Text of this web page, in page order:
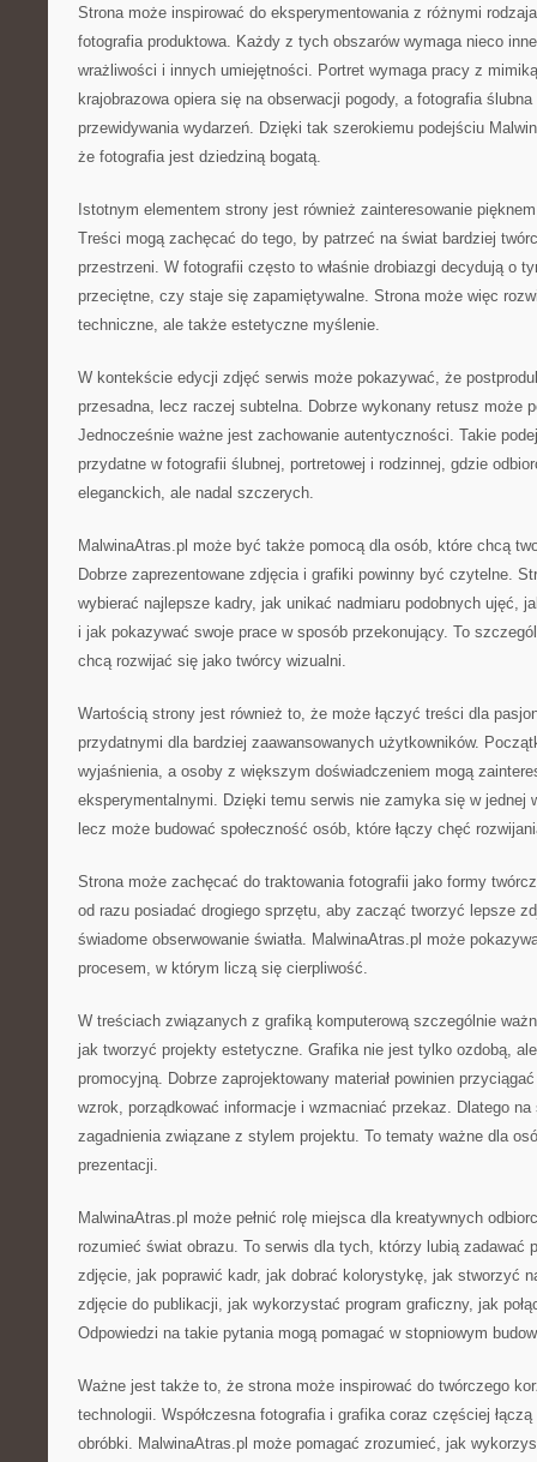
Strona może inspirować do eksperymentowania z różnymi
fotografia produktowa. Każdy z tych obszarów wymaga nieco
wrażliwości i innych umiejętności. Portret wymaga pracy z
krajobrazowa opiera się na obserwacji pogody, a fotografia
przewidywania wydarzeń. Dzięki tak szerokiemu podejściu
że fotografia jest dziedziną bogatą.
Istotnym elementem strony jest również zainteresowanie
Treści mogą zachęcać do tego, by patrzeć na świat bardziej
przestrzeni. W fotografii często to właśnie drobiazgi decydują o
przeciętne, czy staje się zapamiętywalne. Strona może więc
techniczne, ale także estetyczne myślenie.
W kontekście edycji zdjęć serwis może pokazywać, że
przesadna, lecz raczej subtelna. Dobrze wykonany retusz może
Jednocześnie ważne jest zachowanie autentyczności. Takie
przydatne w fotografii ślubnej, portretowej i rodzinnej, gdzie
eleganckich, ale nadal szczerych.
MalwinaAtras.pl może być także pomocą dla osób, które chcą
Dobrze zaprezentowane zdjęcia i grafiki powinny być czytelne.
wybierać najlepsze kadry, jak unikać nadmiaru podobnych ujęć,
i jak pokazywać swoje prace w sposób przekonujący. To
chcą rozwijać się jako twórcy wizualni.
Wartością strony jest również to, że może łączyć treści dla
przydatnymi dla bardziej zaawansowanych użytkowników.
wyjaśnienia, a osoby z większym doświadczeniem mogą
eksperymentalnymi. Dzięki temu serwis nie zamyka się w jednej
lecz może budować społeczność osób, które łączy chęć
Strona może zachęcać do traktowania fotografii jako formy
od razu posiadać drogiego sprzętu, aby zacząć tworzyć lepsze
świadome obserwowanie światła. MalwinaAtras.pl może
procesem, w którym liczą się cierpliwość.
W treściach związanych z grafiką komputerową szczególnie
jak tworzyć projekty estetyczne. Grafika nie jest tylko ozdobą,
promocyjną. Dobrze zaprojektowany materiał powinien
wzrok, porządkować informacje i wzmacniać przekaz. Dlatego
zagadnienia związane z stylem projektu. To tematy ważne dla
prezentacji.
MalwinaAtras.pl może pełnić rolę miejsca dla kreatywnych
rozumieć świat obrazu. To serwis dla tych, którzy lubią zadawać
zdjęcie, jak poprawić kadr, jak dobrać kolorystykę, jak stworzyć
zdjęcie do publikacji, jak wykorzystać program graficzny, jak
Odpowiedzi na takie pytania mogą pomagać w stopniowym
Ważne jest także to, że strona może inspirować do twórczego
technologii. Współczesna fotografia i grafika coraz częściej
obróbki. MalwinaAtras.pl może pomagać zrozumieć, jak